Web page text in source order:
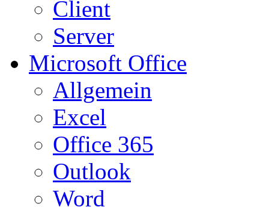
Client
Server
Microsoft Office
Allgemein
Excel
Office 365
Outlook
Word